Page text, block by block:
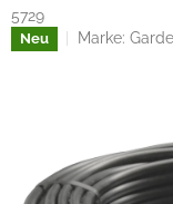
5729
Neu Marke: